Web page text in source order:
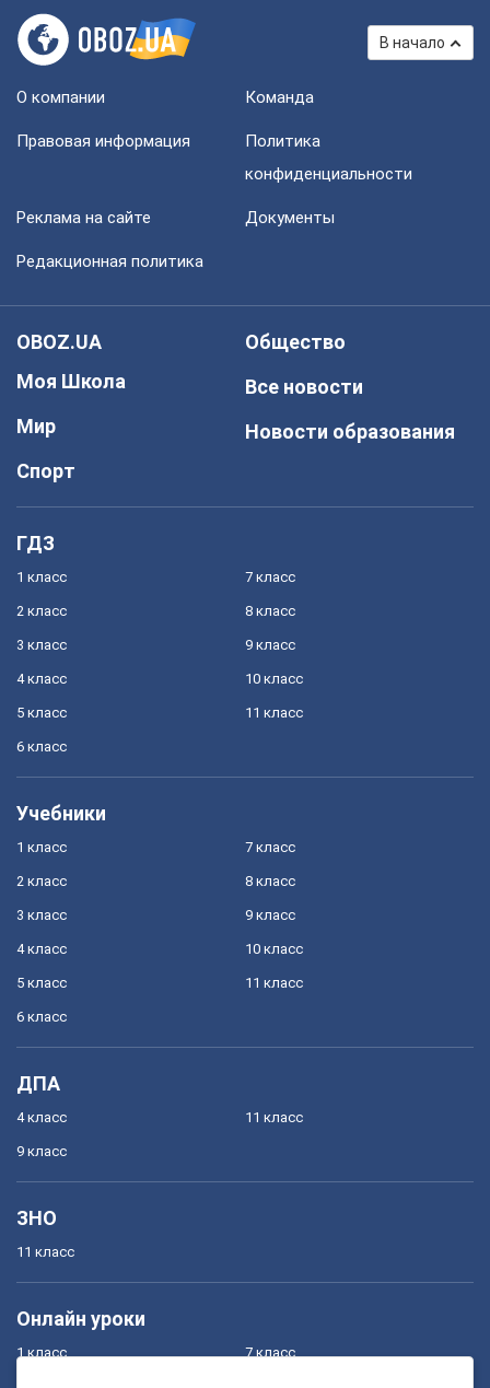
В начало
О компании Команда
Правовая информация
Политика
конфиденциальности
Реклама на сайте Документы
Редакционная политика
OBOZ.UA
Моя Школа
Мир
Спорт
Общество
Все новости
Новости образования
ГДЗ
1 класс
2 класс
3 класс
4 класс
5 класс
6 класс
7 класс
8 класс
9 класс
10 класс
11 класс
Учебники
1 класс
2 класс
3 класс
4 класс
5 класс
6 класс
7 класс
8 класс
9 класс
10 класс
11 класс
ДПА
4 класс
9 класс
11 класс
ЗНО
11 класс
Онлайн уроки
1 класс 7 класс